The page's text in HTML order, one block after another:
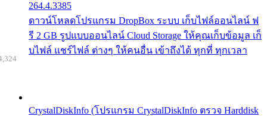
264.4.3385
ดาวน์โหลดโปรแกรม DropBox ระบบ เก็บไฟล์ออนไลน์ ฟ
รี 2 GB รูปแบบออนไลน์ Cloud Storage ให้คุณเก็บข้อมูล เก็
บไฟล์ แชร์ไฟล์ ต่างๆ ให้คนอื่น เข้าถึงได้ ทุกที่ ทุกเวลา
CrystalDiskInfo (โปรแกรม CrystalDiskInfo ตรวจ Harddisk